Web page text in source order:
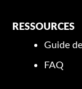
RESSOURCES
Guide
FAQ